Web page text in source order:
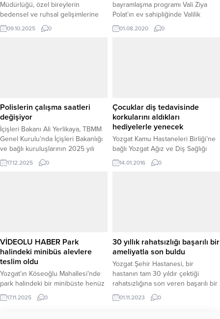
Müdürlüğü, özel bireylerin
bedensel ve ruhsal gelişimlerine
katkı sağlamak amacıyla anlamlı bir
çalışmaya imza atıyor. İl
hem eğleniyor hem de sosyal
hayata...
09.10.2025 0
bayramlaşma programı Vali Ziya
Polat’ın ev sahipliğinde Valilik
Fuaye Salonunda gerçekleştirildi.
01.08.2020 0
Polislerin çalışma saatleri
değişiyor
İçişleri Bakanı Ali Yerlikaya, TBMM
Genel Kurulu’nda İçişleri Bakanlığı
ve bağlı kuruluşlarının 2025 yılı
faaliyetleri ile 2026 yılı bütçe teklifi
görüşmeleri kapsamında önemli
ATAMALARDA ŞEFFAF VE
HAKKANİYETLİ SİSTEM Bakan
Yerlikaya, Mart...
17.12.2025 0
Çocuklar diş tedavisinde
korkularını aldıkları
hediyelerle yenecek
Yozgat Kamu Hastaneleri Birliği’ne
bağlı Yozgat Ağız ve Diş Sağlığı
Merkezi’ne tedavi için gelen
çocuklar korkularını aldıkları
çocuklarda görülen...
14.01.2016 0
VİDEOLU HABER Park
halindeki minibüs alevlere
teslim oldu
Yozgat’ın Köseoğlu Mahallesi’nde
park halindeki bir minibüste henüz
belirlenemeyen nedenle yangın
çıktı. Alevleri fark eden vatandaşlar
17.11.2025 0
30 yıllık rahatsızlığı başarılı bir
ameliyatla son buldu
Yozgat Şehir Hastanesi, bir
hastanın tam 30 yıldır çektiği
rahatsızlığına son veren başarılı bir
ameliyat gerçekleştirdi.
01.11.2023 0